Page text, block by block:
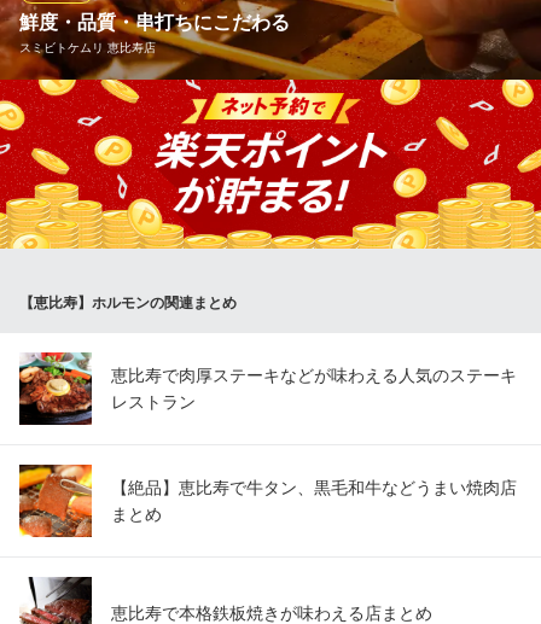
ＪＲ恵比寿駅西口 徒歩1分
東京都渋谷区恵比寿1-8-7
鮮度・品質・串打ちにこだわる
スミビトケムリ 恵比寿店
恵比寿駅から徒歩2分！ 肉大好き女子必見♪定番のもつ焼きMENU
からオリジナルの創作料理までお得な価格からご用意しておりま
す。お得なクーポンも時期によって随時配信中♪詳しくはクーポン
ページをチェック！！
地下鉄日比谷線恵比寿駅 徒歩1分
【恵比寿】ホルモンの関連まとめ
恵比寿で肉厚ステーキなどが味わえる人気のステーキ
レストラン
【絶品】恵比寿で牛タン、黒毛和牛などうまい焼肉店
まとめ
恵比寿で本格鉄板焼きが味わえる店まとめ